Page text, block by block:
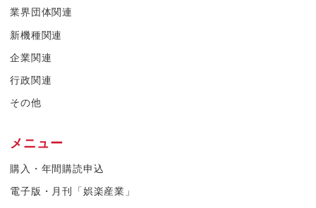
業界団体関連
新機種関連
企業関連
行政関連
その他
メニュー
購入・年間購読申込
電子版・月刊「娯楽産業」